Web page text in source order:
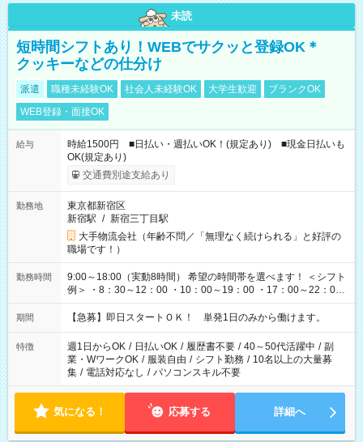
未読
短時間シフトあり！WEBでサクッと登録OK＊
クッキーなどの仕分け
派遣 職種未経験OK 社会人未経験OK 大学生歓迎
ブランクOK
WEB登録・面接OK
給与
時給1500円 ■日払い・週払いOK！(規定あり) ■現金日払いも
OK(規定あり)
交通費別途支給あり
勤務地
東京都新宿区
新宿駅 / 新宿三丁目駅
大手物流会社（年齢不問／「無理なく続けられる」と好評の
職場です！）
勤務時間
9:00～18:00（実動8時間） 希望の時間帯を選べます！ ＜シフト
例＞ ・8：30～12：00 ・10：00～19：00 ・17：00～22：00
・13：00～22：00 ・22：00～翌6：00 など
期間 【急募】即日スタートＯＫ！ 単発1日のみから働けます。
特徴 週1日からOK / 日払いOK / 履歴書不要 / 40～50代活躍中 / 副
業・WワークOK / 服装自由 / シフト勤務 / 10名以上の大量募
集 / 電話対応なし / パソコンスキル不要
気になる！ 応募する 詳細へ